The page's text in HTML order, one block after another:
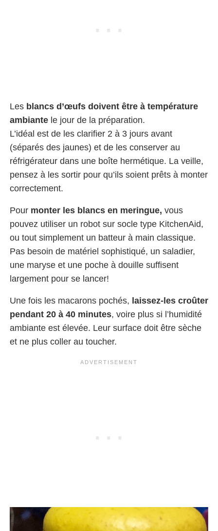
Les blancs d’œufs doivent être à température
ambiante le jour de la préparation.
L’idéal est de les clarifier 2 à 3 jours avant
(séparés des jaunes) et de les conserver au
réfrigérateur dans une boîte hermétique. La veille,
pensez à les sortir pour qu’ils soient prêts à monter
correctement.
Pour monter les blancs en meringue, vous
pouvez utiliser un robot sur socle type KitchenAid,
ou tout simplement un batteur à main classique.
Pas besoin de matériel sophistiqué, un saladier,
une maryse et une poche à douille suffisent
largement pour se lancer!
Une fois les macarons pochés, laissez-les croûter
pendant 20 à 40 minutes, voire plus si l’humidité
ambiante est élevée. Leur surface doit être sèche
et ne plus coller au toucher.